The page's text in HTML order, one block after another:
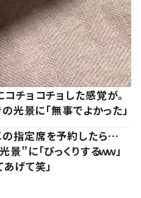
チョコチョした感覚が。
光景に「無事でよかった」
指定席を予約したら…
”に「びっくりするｗｗ」
あげて笑」